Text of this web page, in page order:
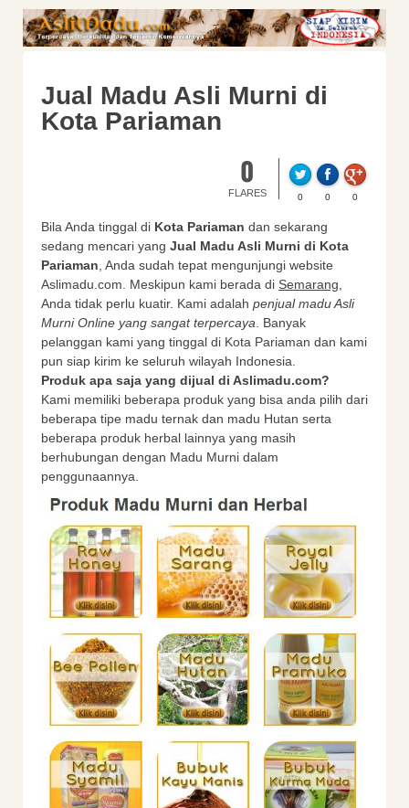
Jual Madu Asli Murni di
Kota Pariaman
0
FLARES 0 0 0
Bila Anda tinggal di Kota Pariaman dan sekarang
sedang mencari yang Jual Madu Asli Murni di Kota
Pariaman, Anda sudah tepat mengunjungi website
Aslimadu.com. Meskipun kami berada di Semarang,
Anda tidak perlu kuatir. Kami adalah penjual madu Asli
Murni Online yang sangat terpercaya. Banyak
pelanggan kami yang tinggal di Kota Pariaman dan kami
pun siap kirim ke seluruh wilayah Indonesia.
Produk apa saja yang dijual di Aslimadu.com?
Kami memiliki beberapa produk yang bisa anda pilih dari
beberapa tipe madu ternak dan madu Hutan serta
beberapa produk herbal lainnya yang masih
berhubungan dengan Madu Murni dalam
penggunaannya.